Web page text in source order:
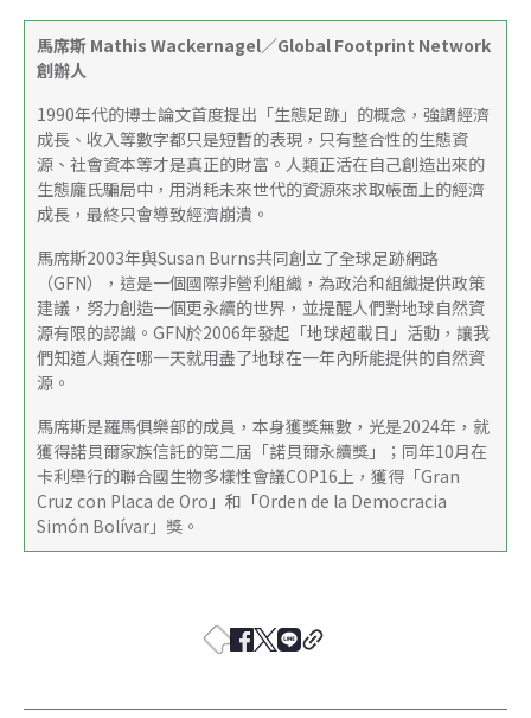
馬席斯 Mathis Wackernagel／Global Footprint Network
創辦人
1990年代的博士論文首度提出「生態足跡」的概念，強調經濟
成長、收入等數字都只是短暫的表現，只有整合性的生態資
源、社會資本等才是真正的財富。人類正活在自己創造出來的
生態龐氏騙局中，用消耗未來世代的資源來求取帳面上的經濟
成長，最終只會導致經濟崩潰。
馬席斯2003年與Susan Burns共同創立了全球足跡網路
（GFN），這是一個國際非營利組織，為政治和組織提供政策
建議，努力創造一個更永續的世界，並提醒人們對地球自然資
源有限的認識。GFN於2006年發起「地球超載日」活動，讓我
們知道人類在哪一天就用盡了地球在一年內所能提供的自然資
源。
馬席斯是羅馬俱樂部的成員，本身獲獎無數，光是2024年，就
獲得諾貝爾家族信託的第二屆「諾貝爾永續獎」；同年10月在
卡利舉行的聯合國生物多樣性會議COP16上，獲得「Gran
Cruz con Placa de Oro」和「Orden de la Democracia
Simón Bolívar」獎。